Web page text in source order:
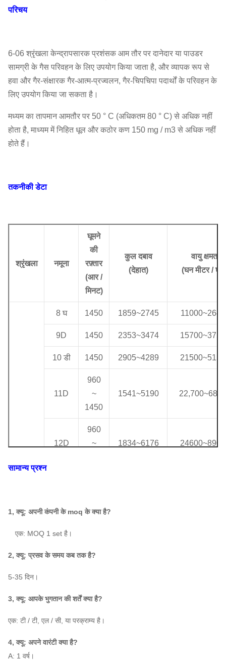
परिचय
6-06 श्रृंखला केन्द्रापसारक प्रशंसक आम तौर पर दानेदार या पाउडर
सामग्री के गैस परिवहन के लिए उपयोग किया जाता है, और व्यापक रूप से
हवा और गैर-संक्षारक गैर-आत्म-प्रज्वलन, गैर-चिपचिपा पदार्थों के परिवहन के
लिए उपयोग किया जा सकता है।
मध्यम का तापमान आमतौर पर 50 ° C (अधिकतम 80 ° C) से अधिक नहीं
होता है, माध्यम में निहित धूल और कठोर कण 150 mg / m3 से अधिक नहीं
होते हैं।
तकनीकी डेटा
श्रृंखला नमूना
घूमने
की
रफ़्तार
(आर /
मिनट)
कुल दबाव
(देहात)
वायु क्षमता
(घन मीटर / घंटा
8 घ 1450 1859~2745 11000~
9D 1450 2353~3474 15700~
10 डी 1450 2905~4289 21500~
11D
960
~
1450
1541~5190 22,700~
12D
960
~
1834~6176 24600~
1450
1450
16D
सामान्य प्रश्न
1, क्यू: अपनी कंपनी के moq के क्या है?
एक: MOQ 1 set है।
2, क्यू: प्रसव के समय कब तक है?
5-35 दिन।
3, क्यू: आपके भुगतान की शर्तें क्या है?
एक: टी / टी, एल / सी, या परक्राम्य है।
4, क्यू: अपने वारंटी क्या है?
A: 1 वर्ष।